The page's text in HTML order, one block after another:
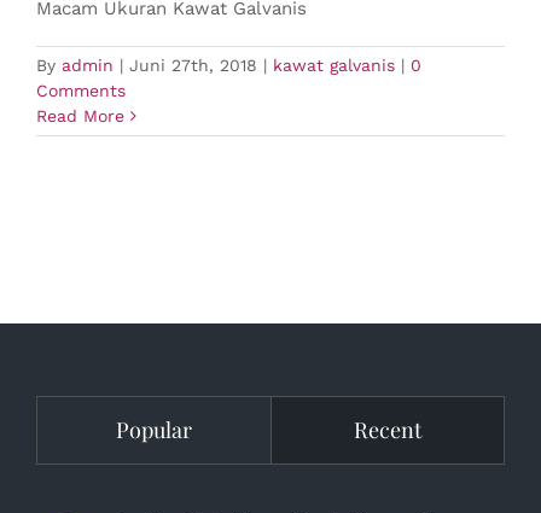
Macam Ukuran Kawat Galvanis
By admin | Juni 27th, 2018 | kawat galvanis | 0
Comments
Read More
Popular Recent